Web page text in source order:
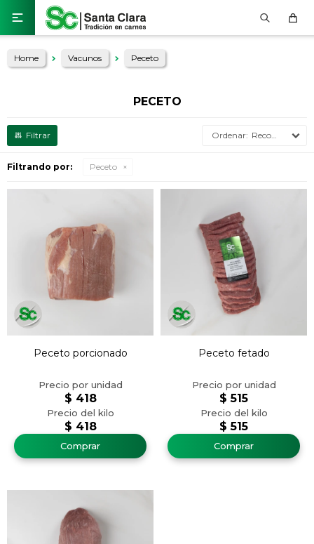

Home Vacunos Peceto
PECETO
Recomendados
Filtrando por: Peceto
Peceto porcionado
$ 418
$ 418
Peceto fetado
$ 515
$ 515